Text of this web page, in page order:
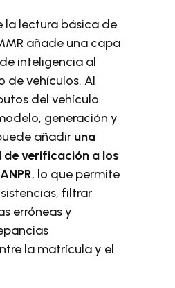
la lectura básica de
añade una capa
inteligencia al
de vehículos. Al
del vehículo
generación y
añadir una
verificación a los
, lo que permite
filtrar
erróneas y
la matrícula y el